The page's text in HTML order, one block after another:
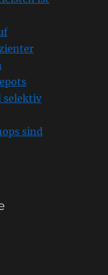
selektiv
sind